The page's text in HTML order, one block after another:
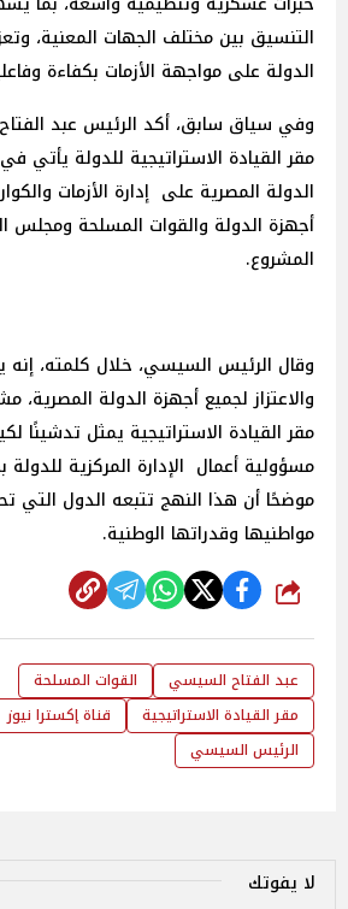
التنسيق بين مختلف الجهات المعنية،
الدولة على مواجهة الأزمات بكفاءة
وفي سياق سابق، أكد الرئيس عبد
مقر القيادة الاستراتيجية للدولة يأتي
الدولة المصرية على إدارة الأزمات
أجهزة الدولة والقوات المسلحة ومجلس
المشروع.
وقال الرئيس السيسي، خلال كلمته، إنه
والاعتزاز لجميع أجهزة الدولة المصرية،
مقر القيادة الاستراتيجية يمثل تدشينًا
مسؤولية أعمال الإدارة المركزية للدولة
موضحًا أن هذا النهج تتبعه الدول التي
مواطنيها وقدراتها الوطنية.
شارك
عبد الفتاح السيسي
القوات المسلحة
مقر القيادة الاستراتيجية
قناة إكسترا نيوز
الرئيس السيسي
لا يفوتك